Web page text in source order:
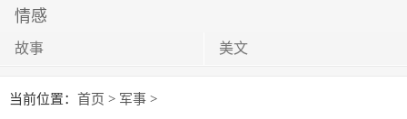
情感
故事 美文
当前位置： 首页 > 军事 >